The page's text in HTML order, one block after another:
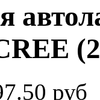
руб